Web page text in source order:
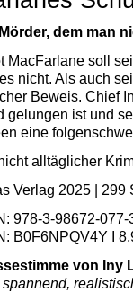
dem man
MacFarlane soll
nicht. Als auch
Beweis. Chief
gelungen ist und
eine
alltäglicher
Verlag 2025
299
‎978-3-98672-077-
‎B0F6NPQV4Y Ι
von Iny